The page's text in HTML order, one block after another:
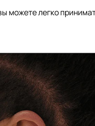
можете легко